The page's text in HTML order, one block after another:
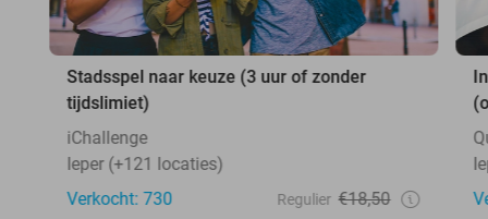
Stadsspel naar keuze (3 uur of zonder
tijdslimiet)
iChallenge
Ieper (+121 locaties)
Verkocht: 730
Regulier €18,50